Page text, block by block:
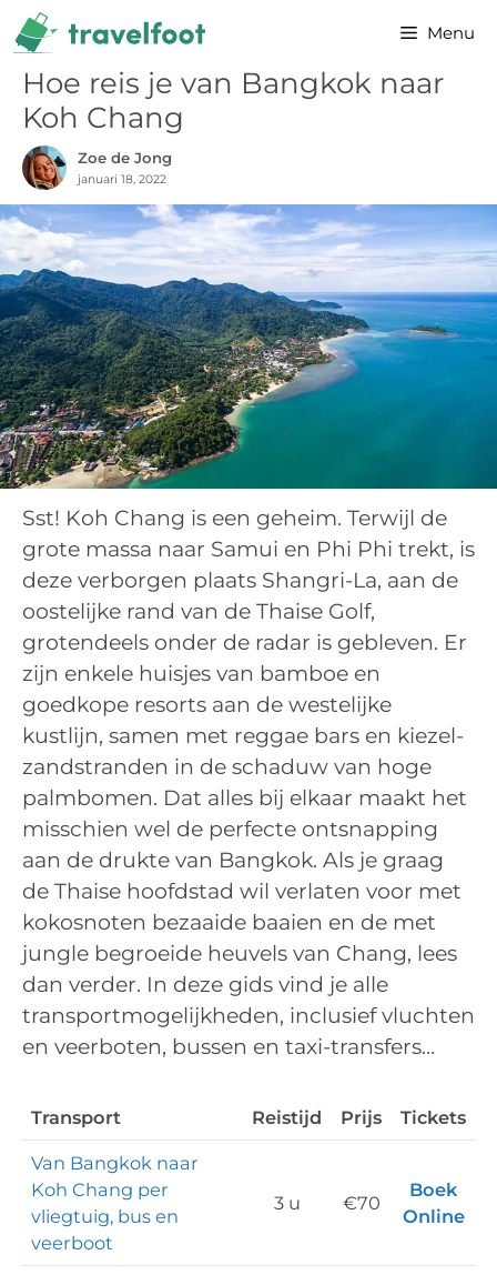
Ga
naar
inhoud
Menu
Hoe reis je van Bangkok naar
Koh Chang
Zoe de Jong
januari 18, 2022
Sst! Koh Chang is een geheim. Terwijl de
grote massa naar Samui en Phi Phi trekt, is
deze verborgen plaats Shangri-La, aan de
oostelijke rand van de Thaise Golf,
grotendeels onder de radar is gebleven. Er
zijn enkele huisjes van bamboe en
goedkope resorts aan de westelijke
kustlijn, samen met reggae bars en kiezel-
zandstranden in de schaduw van hoge
palmbomen. Dat alles bij elkaar maakt het
misschien wel de perfecte ontsnapping
aan de drukte van Bangkok. Als je graag
de Thaise hoofdstad wil verlaten voor met
kokosnoten bezaaide baaien en de met
jungle begroeide heuvels van Chang, lees
dan verder. In deze gids vind je alle
transportmogelijkheden, inclusief vluchten
en veerboten, bussen en taxi-transfers…
Transport Reistijd Prijs Tickets
Van Bangkok naar
Koh Chang per
vliegtuig, bus en
veerboot
3 u €70
Boek
Online